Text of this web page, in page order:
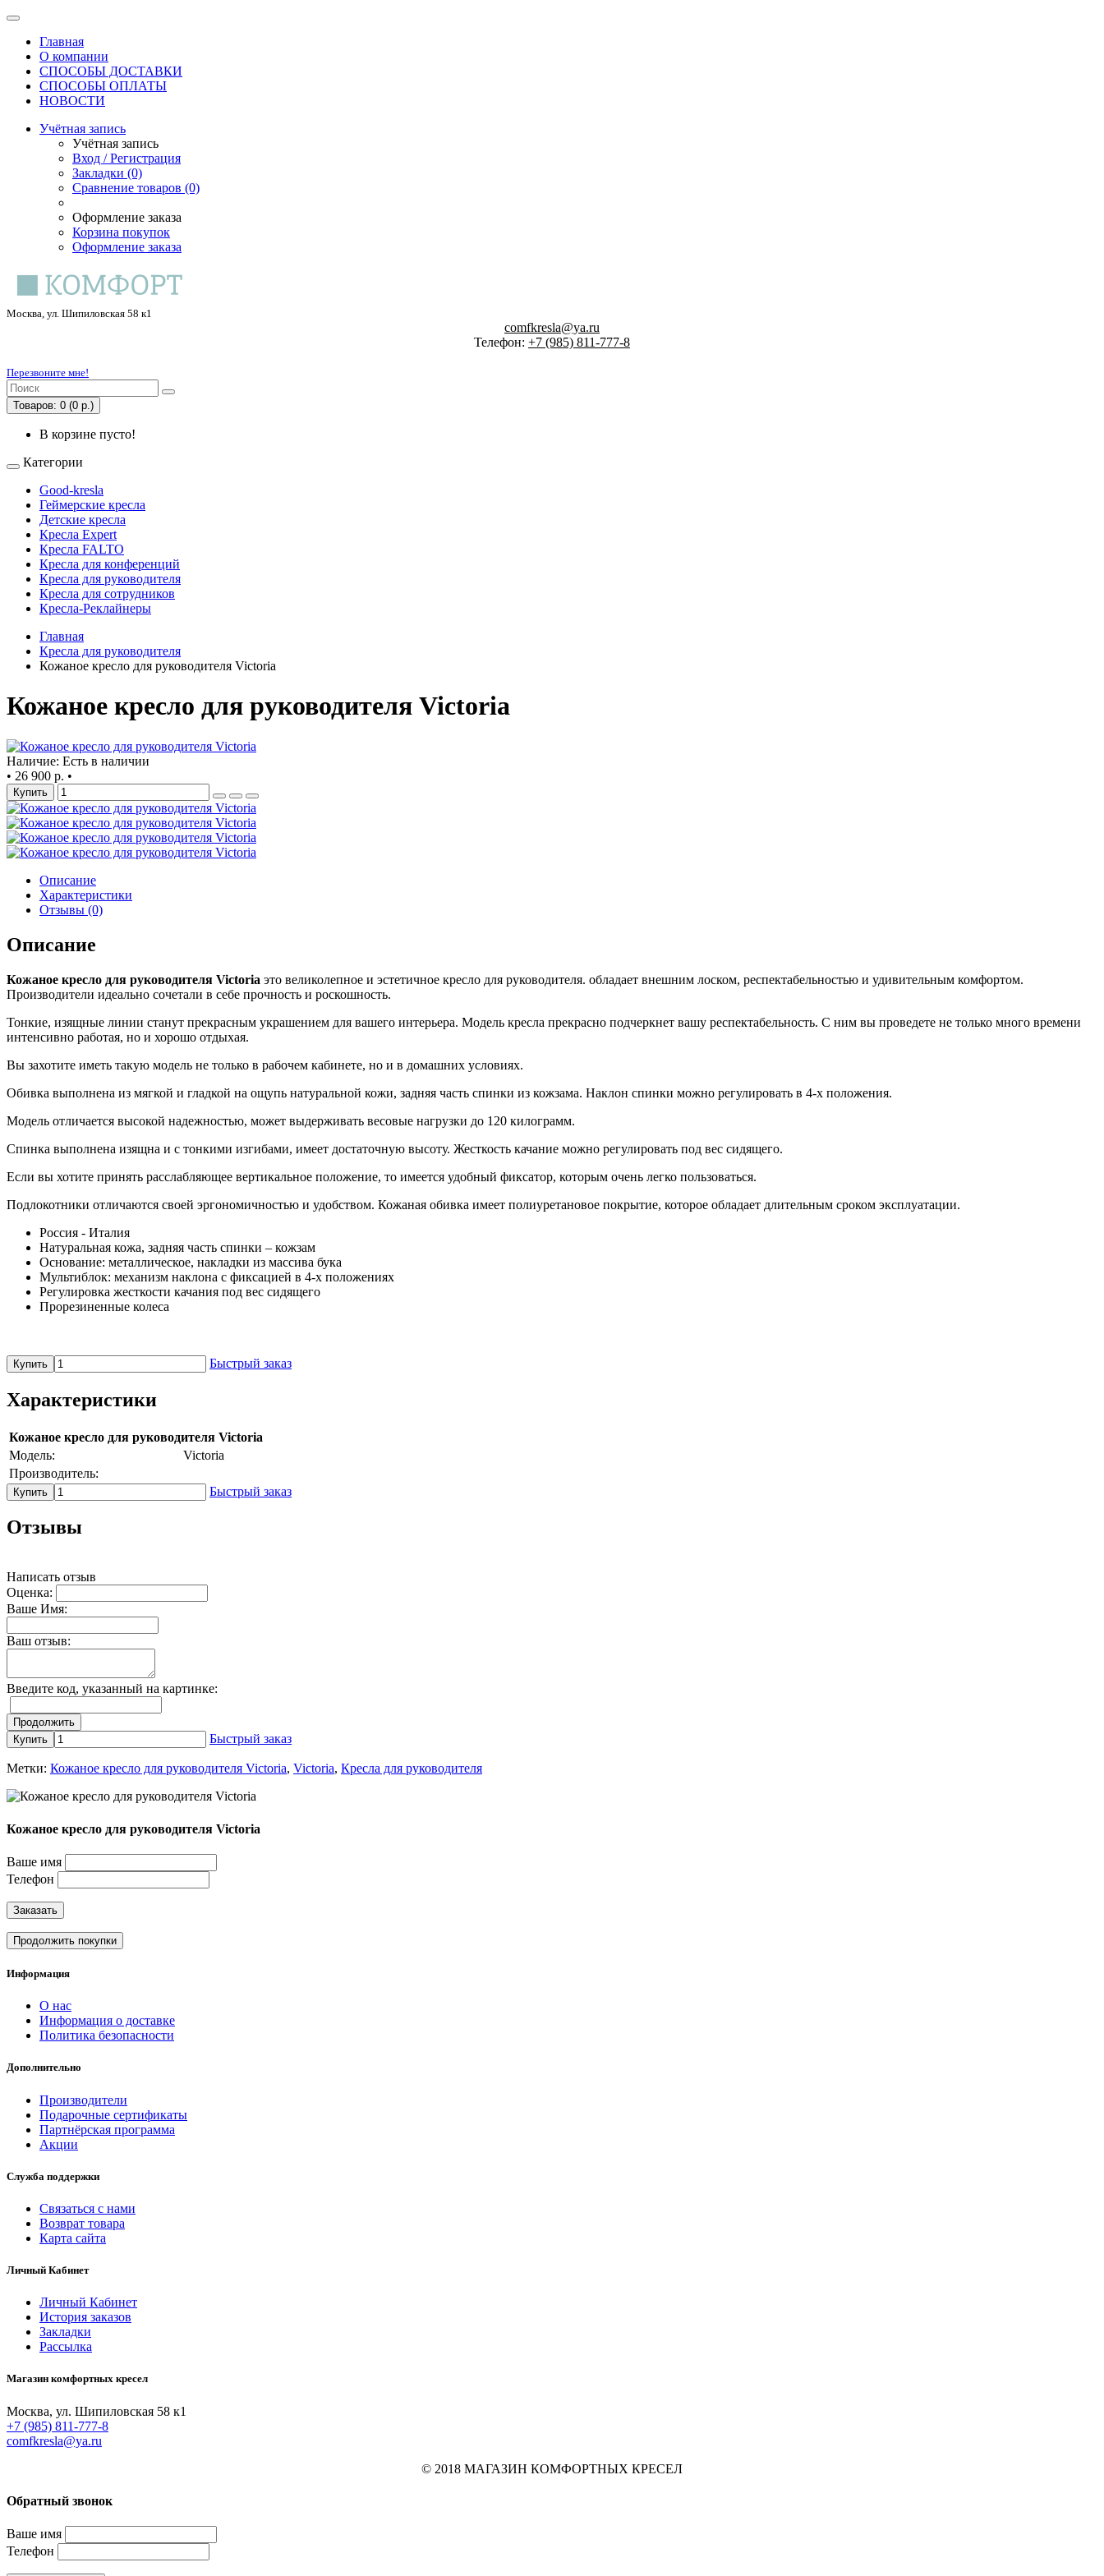
Главная
О компании
СПОСОБЫ ДОСТАВКИ
СПОСОБЫ ОПЛАТЫ
НОВОСТИ
Учётная запись
Учётная запись
Вход / Регистрация
Закладки (0)
Сравнение товаров (0)
Оформление заказа
Корзина покупок
Оформление заказа
Москва, ул. Шипиловская 58 к1
comfkresla@ya.ru
Телефон: +7 (985) 811-777-8
Перезвоните мне!
Товаров: 0 (0 р.)
В корзине пусто!
Категории
Good-kresla
Геймерские кресла
Детские кресла
Кресла Expert
Кресла FALTO
Кресла для конференций
Кресла для руководителя
Кресла для сотрудников
Кресла-Реклайнеры
Главная
Кресла для руководителя
Кожаное кресло для руководителя Victoria
Кожаное кресло для руководителя Victoria
Наличие: Есть в наличии
• 26 900 р. •
Купить
Описание
Характеристики
Отзывы (0)
Описание
Кожаное кресло для руководителя Victoria это великолепное и эстетичное кресло для руководителя. обладает внешним лоском, респектабельностью и удивительным комфортом.
Производители идеально сочетали в себе прочность и роскошность.
Тонкие, изящные линии станут прекрасным украшением для вашего интерьера. Модель кресла прекрасно подчеркнет вашу респектабельность. С ним вы проведете не только много времени
интенсивно работая, но и хорошо отдыхая.
Вы захотите иметь такую модель не только в рабочем кабинете, но и в домашних условиях.
Обивка выполнена из мягкой и гладкой на ощупь натуральной кожи, задняя часть спинки из кожзама. Наклон спинки можно регулировать в 4-х положения.
Модель отличается высокой надежностью, может выдерживать весовые нагрузки до 120 килограмм.
Спинка выполнена изящна и с тонкими изгибами, имеет достаточную высоту. Жесткость качание можно регулировать под вес сидящего.
Если вы хотите принять расслабляющее вертикальное положение, то имеется удобный фиксатор, которым очень легко пользоваться.
Подлокотники отличаются своей эргономичностью и удобством. Кожаная обивка имеет полиуретановое покрытие, которое обладает длительным сроком эксплуатации.
Россия - Италия
Натуральная кожа, задняя часть спинки – кожзам
Основание: металлическое, накладки из массива бука
Мультиблок: механизм наклона с фиксацией в 4-х положениях
Регулировка жесткости качания под вес сидящего
Прорезиненные колеса
Купить Быстрый заказ
Характеристики
Кожаное кресло для руководителя Victoria
Модель:
Victoria
Производитель:
Купить Быстрый заказ
Отзывы
Написать отзыв
Оценка:
Ваше Имя:
Ваш отзыв:
Введите код, указанный на картинке:
Продолжить
Купить
Быстрый заказ
Метки: Кожаное кресло для руководителя Victoria, Victoria, Кресла для руководителя
Кожаное кресло для руководителя Victoria
Ваше имя
Телефон
Заказать
Продолжить покупки
Информация
О нас
Информация о доставке
Политика безопасности
Дополнительно
Производители
Подарочные сертификаты
Партнёрская программа
Акции
Служба поддержки
Связаться с нами
Возврат товара
Карта сайта
Личный Кабинет
Личный Кабинет
История заказов
Закладки
Рассылка
Магазин комфортных кресел
Москва, ул. Шипиловская 58 к1
+7 (985) 811-777-8
comfkresla@ya.ru
© 2018 МАГАЗИН КОМФОРТНЫХ КРЕСЕЛ
Обратный звонок
Ваше имя
Телефон